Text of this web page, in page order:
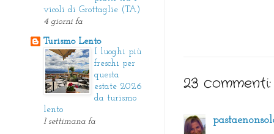
23 commenti:
vicoli di Grottaglie (TA)
4 giorni fa
Turismo Lento
I luoghi più
freschi per
questa
estate 2026
da turismo
lento
1 settimana fa